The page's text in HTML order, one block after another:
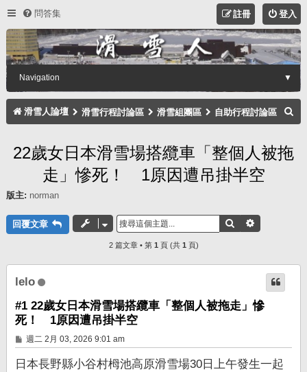
問答集 登入
註冊
Navigation ▼
滑雪人論壇 滑雪行程討論區 滑雪組團區 自助行程討論區
22歲女日本滑雪場搭纜車「整個人被拖
走」慘死！ 1原因遭吊掛半空
版主: norman
回覆文章 搜尋
2 篇文章 • 第 1 頁 (共 1 頁)
lelo
#1 22歲女日本滑雪場搭纜車「整個人被拖走」慘
死！ 1原因遭吊掛半空
文
章
週二 2月 03, 2026 9:01 am
日本長野縣小谷村栂池高原滑雪場30日上午發生一起